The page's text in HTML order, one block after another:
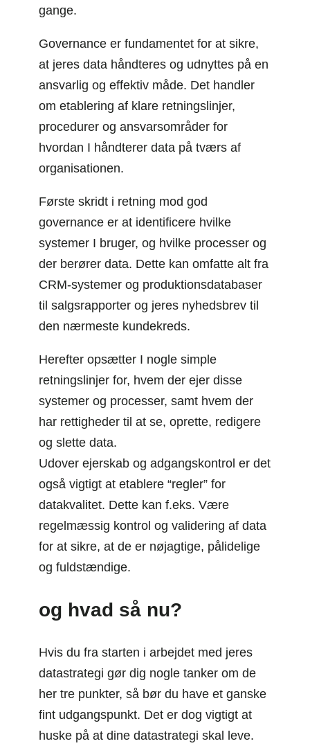
gange.
Governance er fundamentet for at sikre,
at jeres data håndteres og udnyttes på en
ansvarlig og effektiv måde. Det handler
om etablering af klare retningslinjer,
procedurer og ansvarsområder for
hvordan I håndterer data på tværs af
organisationen.
Første skridt i retning mod god
governance er at identificere hvilke
systemer I bruger, og hvilke processer og
der berører data. Dette kan omfatte alt fra
CRM-systemer og produktionsdatabaser
til salgsrapporter og jeres nyhedsbrev til
den nærmeste kundekreds.
Herefter opsætter I nogle simple
retningslinjer for, hvem der ejer disse
systemer og processer, samt hvem der
har rettigheder til at se, oprette, redigere
og slette data.
Udover ejerskab og adgangskontrol er det
også vigtigt at etablere “regler” for
datakvalitet. Dette kan f.eks. Være
regelmæssig kontrol og validering af data
for at sikre, at de er nøjagtige, pålidelige
og fuldstændige.
og hvad så nu?
Hvis du fra starten i arbejdet med jeres
datastrategi gør dig nogle tanker om de
her tre punkter, så bør du have et ganske
fint udgangspunkt. Det er dog vigtigt at
huske på at dine datastrategi skal leve.